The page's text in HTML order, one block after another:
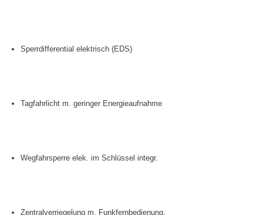
Sperrdifferential elektrisch (EDS)
Tagfahrlicht m. geringer Energieaufnahme
Wegfahrsperre elek. im Schlüssel integr.
Zentralverriegelung m. Funkfernbedienung,